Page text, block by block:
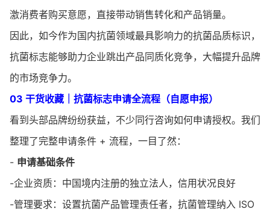
激消费者购买意愿，直接带动销售转化和产品销量。
因此，如今作为国内抗菌领域最具影响力的抗菌品质标识，
抗菌标志能够助力企业跳出产品同质化竞争，大幅提升品牌
的市场竞争力。
03 干货收藏｜抗菌标志申请全流程（自愿申报）
看到头部品牌纷纷获益，不少同行咨询如何申请授权。我们
整理了完整申请条件 + 流程，一目了然：
- 申请基础条件
-企业资质：中国境内注册的独立法人，信用状况良好
-管理要求：设置抗菌产品管理责任者，抗菌管理纳入 ISO